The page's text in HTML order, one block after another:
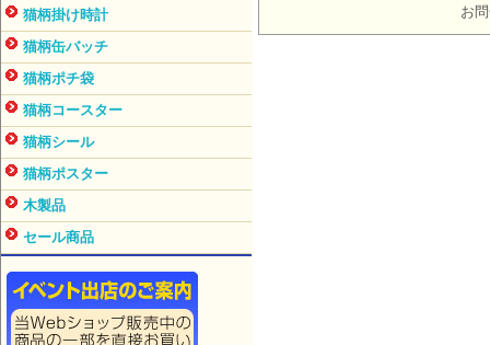
猫柄掛け時計
猫柄缶バッチ
猫柄ポチ袋
猫柄コースター
猫柄シール
猫柄ポスター
木製品
セール商品
お